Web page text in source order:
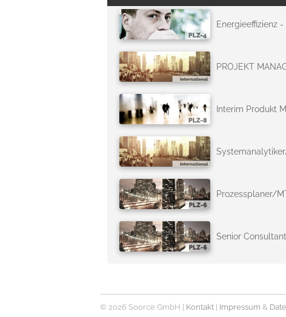
Energieeffizienz
PROJEKT
Interim Produkt
Prozessplaner/
Senior
© 2026 Soorce GmbH | Kontakt| Impressum &